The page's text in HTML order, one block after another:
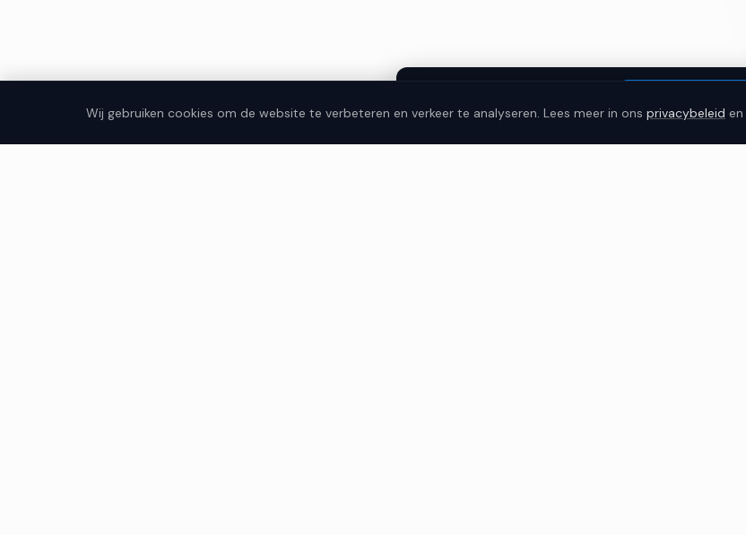
Wij gebruiken cookies om de website te verbeteren en verkeer te analyseren. Lees meer in ons privacybeleid en